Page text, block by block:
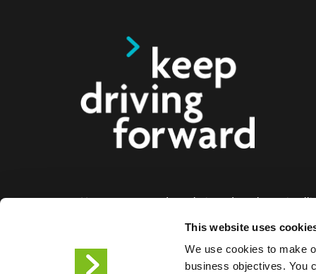
This website uses
We use cookies to make
business objectives. You
Nous proposons des solutions de recharge
aux entreprises et aux villes. Nos solutions de
bout permettent aux entreprises et aux villes de
facilement l'infrastructure dont les conducteurs